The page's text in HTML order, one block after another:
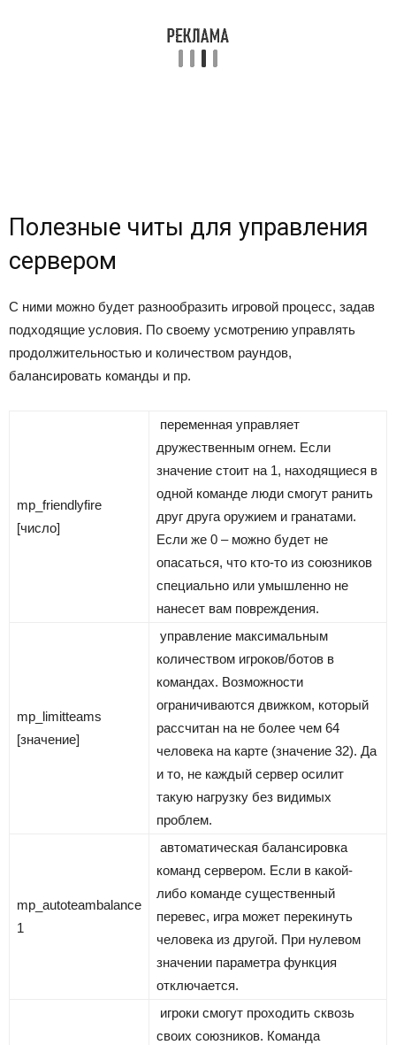
Полезные читы для управления
сервером
С ними можно будет разнообразить игровой процесс, задав
подходящие условия. По своему усмотрению управлять
продолжительностью и количеством раундов,
балансировать команды и пр.
mp_friendlyfire
[число]
переменная управляет
дружественным огнем. Если
значение стоит на 1, находящиеся в
одной команде люди смогут ранить
друг друга оружием и гранатами.
Если же 0 – можно будет не
опасаться, что кто-то из союзников
специально или умышленно не
нанесет вам повреждения.
mp_limitteams
[значение]
управление максимальным
количеством игроков/ботов в
командах. Возможности
ограничиваются движком, который
рассчитан на не более чем 64
человека на карте (значение 32). Да
и то, не каждый сервер осилит
такую нагрузку без видимых
проблем.
mp_autoteambalance
1
автоматическая балансировка
команд сервером. Если в какой-
либо команде существенный
перевес, игра может перекинуть
человека из другой. При нулевом
значении параметра функция
отключается.
игроки смогут проходить сквозь
своих союзников. Команда